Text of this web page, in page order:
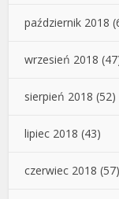
październik 2018
wrzesień 2018
sierpień 2018 (52)
lipiec 2018 (43)
czerwiec 2018 (57)